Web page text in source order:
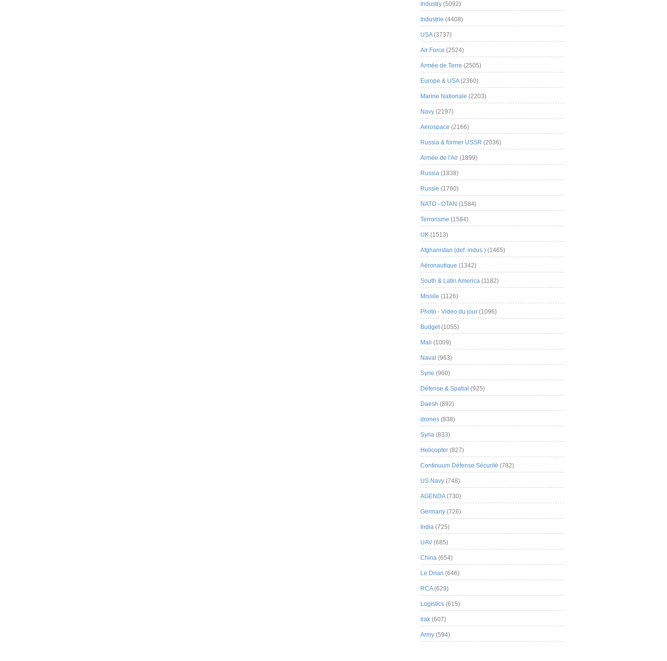
Industry (5092)
Industrie (4408)
USA(3737)
Air Force (2524)
Armée de Terre (2505)
Europe & USA(2360)
Marine Nationale (2203)
Navy (2197)
Aerospace (2166)
Russia & former USSR (2036)
Armée de l'Air (1899)
Russia (1838)
Russie (1760)
NATO - OTAN (1584)
Terrorisme (1584)
UK (1513)
Afghanistan (def. indus.) (1465)
Aéronautique (1342)
South & Latin America (1182)
Missile (1126)
Photo - Video du jour (1096)
Budget(1055)
Mali (1009)
Naval (963)
Syrie (960)
Défense & Spatial (925)
Daesh (892)
drones (838)
Syria (833)
Helicopter (827)
Continuum Défense Sécurité (782)
US Navy (748)
AGENDA(730)
Germany (726)
India (725)
UAV (685)
China (654)
Le Drian (646)
RCA(629)
Logistics (615)
Irak (607)
Army (594)